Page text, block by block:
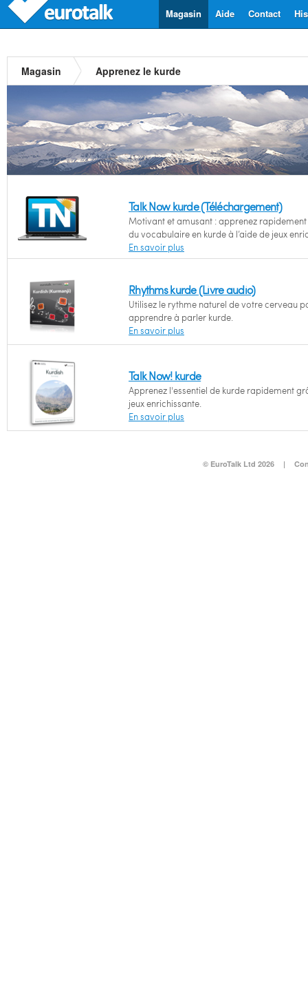
Contact
Aide
Magasin
Magasin Apprenez le kurde
Talk Now kurde (Téléchargement)
Motivant et amusant : apprenez rapidement
du vocabulaire en kurde à l’aide de jeux
En savoir plus
Rhythms kurde (Livre audio)
Utilisez le rythme naturel de votre cerveau
apprendre à parler kurde.
En savoir plus
Talk Now! kurde
Apprenez l'essentiel de kurde rapidement
jeux enrichissante.
En savoir plus
© EuroTalk Ltd 2026 |